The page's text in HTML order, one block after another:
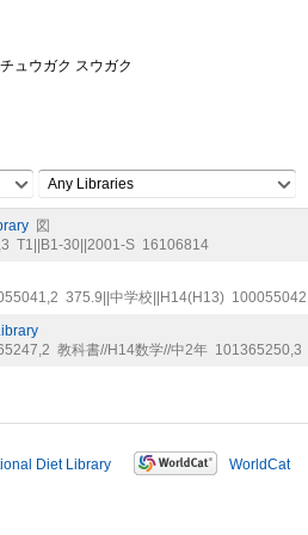
チュウガク スウガク
Any Libraries
図
3 T1||B1-30||2001-S 16106814
2 375.9||中学校||H14(H13) 100055042
2 教科書//H14数学//中2年 101365250 3
Diet Library WorldCat